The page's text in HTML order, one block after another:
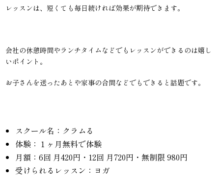
レッスンは、短くても毎日続ければ効果が期待できます。
会社の休憩時間やランチタイムなどでもレッスンができるのは嬉し
いポイント。
お子さんを送ったあとや家事の合間などでもできると話題です。
スクール名：クラムる
体験：１ヶ月無料で体験
月額：6回 月420円・12回 月720円・無制限 980円
受けられるレッスン：ヨガ